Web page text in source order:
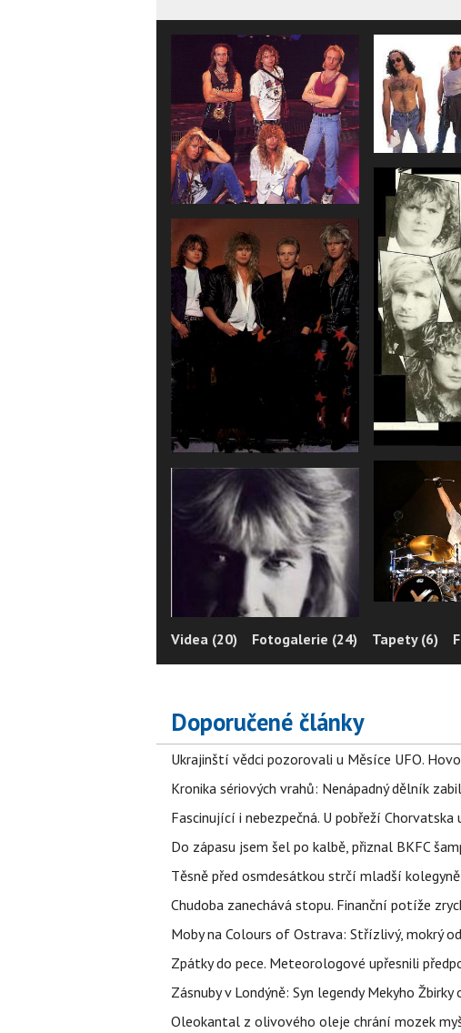
Videa (20) Fotogalerie (24) Tapety (6)
Doporučené články
Ukrajinští vědci pozorovali u Měsíce UFO.
Kronika sériových vrahů: Nenápadný dělník
Fascinující i nebezpečná. U pobřeží
Do zápasu jsem šel po kalbě, přiznal BKFC
Těsně před osmdesátkou strčí mladší
Chudoba zanechává stopu. Finanční potíže
Moby na Colours of Ostrava: Střízlivý, mokrý
Zpátky do pece. Meteorologové upřesnili
Zásnuby v Londýně: Syn legendy Mekyho
Oleokantal z olivového oleje chrání mozek